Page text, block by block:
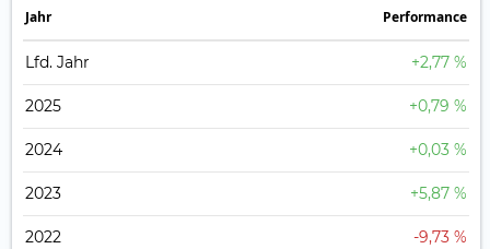
Jahr Perfor­mance
Lfd. Jahr +2,77 %
2025 +0,79 %
2024 +0,03 %
2023 +5,87 %
2022 -9,73 %